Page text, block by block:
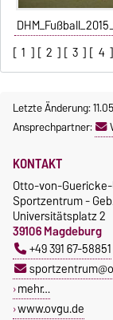
[ 1 ] [ 2 ] [ 3 ] [ 4
Letzte Änderung:
Ansprechpartner:
KONTAKT
Otto-von-
Sportzentrum -
Universitätsplatz 2
39106 Magdeburg
+49 391 67-58851
mehr…
www.ovgu.de